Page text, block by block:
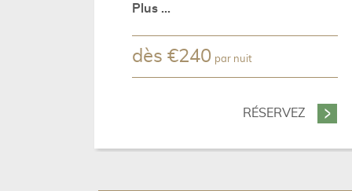
Plus ...
dès €240 par nuit
RÉSERVEZ -